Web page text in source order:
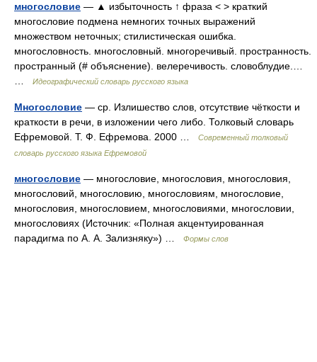
многословие — ▲ избыточность ↑ фраза < > краткий
многословие подмена немногих точных выражений
множеством неточных; стилистическая ошибка.
многословность. многословный. многоречивый. пространность.
пространный (# объяснение). велеречивость. словоблудие.…
Идеографический словарь русского языка
Многословие — ср. Излишество слов, отсутствие чёткости и
краткости в речи, в изложении чего либо. Толковый словарь
Ефремовой. Т. Ф. Ефремова. 2000 …
Современный толковый
словарь русского языка Ефремовой
многословие — многословие, многословия, многословия,
многословий, многословию, многословиям, многословие,
многословия, многословием, многословиями, многословии,
многословиях (Источник: «Полная акцентуированная
парадигма по А. А. Зализняку») …
Формы слов